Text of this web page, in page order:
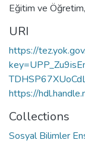
Eğitim ve Öğretim,
URI
https://
https://
Collections
Sosyal Bilimler